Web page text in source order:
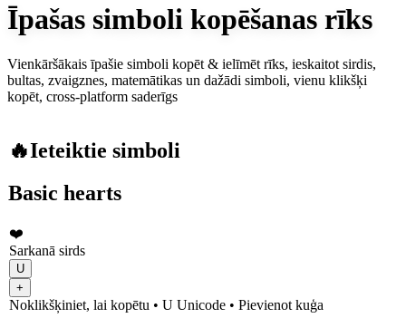
Īpašas simboli kopēšanas rīks
Vienkāršākais īpašie simboli kopēt & ielīmēt rīks, ieskaitot sirdis,
bultas, zvaigznes, matemātikas un dažādi simboli, vienu klikšķi
kopēt, cross-platform saderīgs
🔥Ieteiktie simboli
Basic hearts
❤️
Sarkanā sirds
U
+
Noklikšķiniet, lai kopētu • U Unicode • Pievienot kuģa